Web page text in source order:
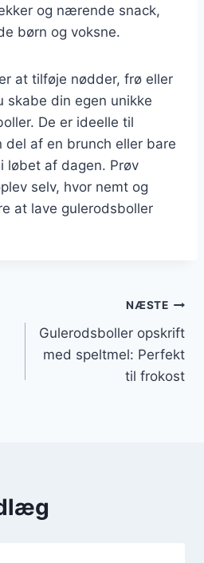
og nærende snack,
børn og voksne.
at tilføje nødder, frø eller
skabe din egen unikke
De er ideelle til
del af en brunch eller bare
løbet af dagen. Prøv
selv, hvor nemt og
at lave gulerodsboller
NÆSTE
Gulerodsboller opskrift
med speltmel: Perfekt
til frokost